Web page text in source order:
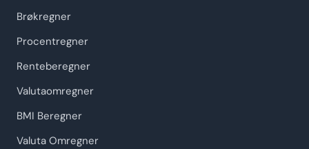
Brøkregner
Procentregner
Renteberegner
Valutaomregner
BMI Beregner
Valuta Omregner